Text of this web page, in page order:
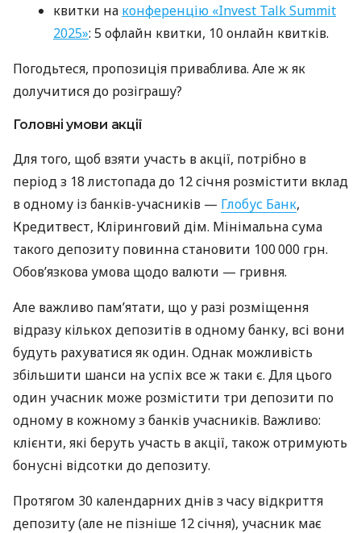
квитки на конференцію «Invest Talk Summit
2025»: 5 офлайн квитки, 10 онлайн квитків.
Погодьтеся, пропозиція приваблива. Але ж як
долучитися до розіграшу?
Головні умови акції
Для того, щоб взяти участь в акції, потрібно в
період з 18 листопада до 12 січня розмістити вклад
в одному із банків-учасників — Глобус Банк,
Кредитвест, Кліринговий дім. Мінімальна сума
такого депозиту повинна становити 100 000 грн.
Обов’язкова умова щодо валюти — гривня.
Але важливо пам’ятати, що у разі розміщення
відразу кількох депозитів в одному банку, всі вони
будуть рахуватися як один. Однак можливість
збільшити шанси на успіх все ж таки є. Для цього
один учасник може розмістити три депозити по
одному в кожному з банків учасників. Важливо:
клієнти, які беруть участь в акції, також отримують
бонусні відсотки до депозиту.
Протягом 30 календарних днів з часу відкриття
депозиту (але не пізніше 12 січня), учасник має